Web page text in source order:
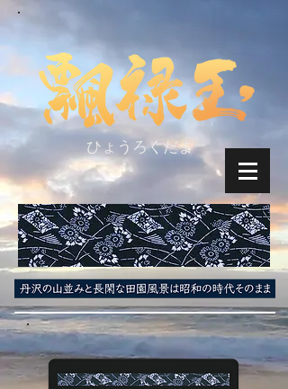
ひょうろくだま